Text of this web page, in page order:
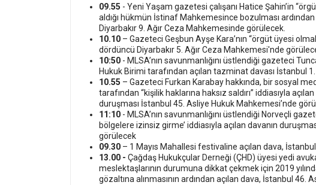
09.55 - Yeni Yaşam gazetesi çalışanı Hatice Şahin’in
aldığı hükmün İstinaf Mahkemesince bozulması ardından
Diyarbakır 9. Ağır Ceza Mahkemesinde görülecek.
10.10 – Gazeteci Geşbun Ayşe Kara’nın “örgüt üyesi
dördüncü Diyarbakır 5. Ağır Ceza Mahkemesi'nde
10:50 - MLSA’nın savunmanlığını üstlendiği gazeteci
Hukuk Birimi tarafından açılan tazminat davası İstanbul
10.55 – Gazeteci Furkan Karabay hakkında, bir sosyal
tarafından “kişilik haklarına haksız saldırı” iddiasıyla
duruşması İstanbul 45. Asliye Hukuk Mahkemesi’nde
11:10 - MLSA’nın savunmanlığını üstlendiği Norveçli
bölgelere izinsiz girme’ iddiasıyla açılan davanın
görülecek
09.30 – 1 Mayıs Mahallesi festivaline açılan dava,
13.00 - Çağdaş Hukukçular Derneği (ÇHD) üyesi yedi
meslektaşlarının durumuna dikkat çekmek için 2019
gözaltına alınmasının ardından açılan dava, İstanbul